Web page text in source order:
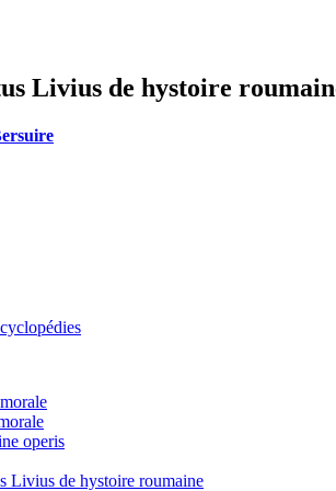
Livius de hystoire
operis
Livius de hystoire roumaine